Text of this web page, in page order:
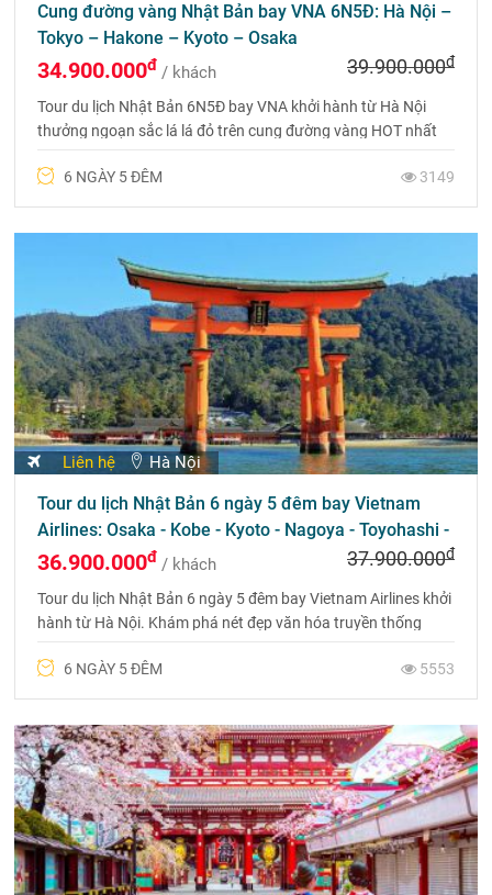
Cung đường vàng Nhật Bản bay VNA 6N5Đ: Hà Nội –
Tokyo – Hakone – Kyoto – Osaka
34.900.000đ / khách 39.900.000đ
Tour du lịch Nhật Bản 6N5Đ bay VNA khởi hành từ Hà Nội
thưởng ngoạn sắc lá lá đỏ trên cung đường vàng HOT nhất
6 NGÀY 5 ĐÊM
3149
Liên hệ Hà Nội
Tour du lịch Nhật Bản 6 ngày 5 đêm bay Vietnam
Airlines: Osaka - Kobe - Kyoto - Nagoya - Toyohashi -
Phú Sỹ - Tokyo
36.900.000đ / khách 37.900.000đ
Tour du lịch Nhật Bản 6 ngày 5 đêm bay Vietnam Airlines khởi
hành từ Hà Nội. Khám phá nét đẹp văn hóa truyền thống
6 NGÀY 5 ĐÊM
5553